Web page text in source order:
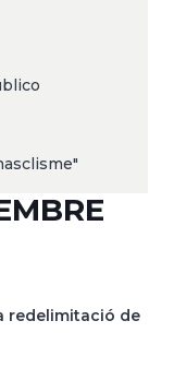
redelimitació de